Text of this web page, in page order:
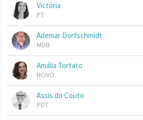
Victória
PT
Ademar Dorfschmidt
MDB
Amália Tortato
NOVO
Assis do Couto
PDT